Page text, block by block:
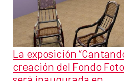
La exposición
creación del Fondo